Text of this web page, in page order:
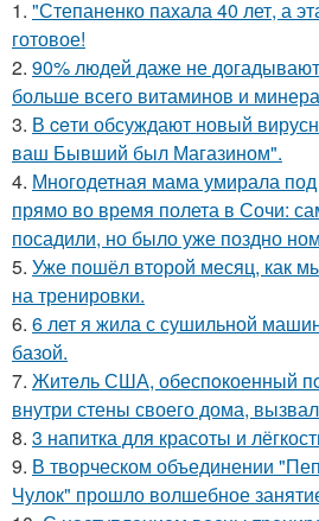
1. "Степаненко пахала 40 лет, а
готовое!
2. 90% людей даже не
больше всего витаминов и
3. В ceти обсуждают новый
ваш Бывший был Магазином".
4. Многодетная мама умирала под
прямо во время полета в Сочи:
посадили, но было уже поздно
5. Уже пошёл второй месяц, как
на тренировки.
6. 6 лет я жила с сушильной
базой.
7. Житeль США, обеспoкоенный
внутри стены своего дома,
8. 3 напитка для красоты и
9. В творческом объединении
Чулок" прошло волшебное